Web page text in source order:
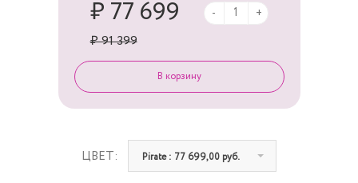
ЦВЕТ: Pirate : 77 699,00 руб.
₽ 77 699
₽ 91 399
- +